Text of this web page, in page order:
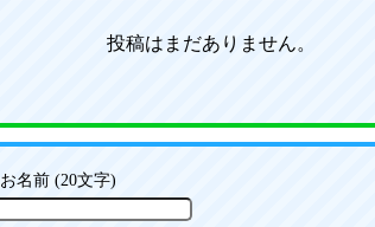
投稿はまだありません。
お名前 (20文字)